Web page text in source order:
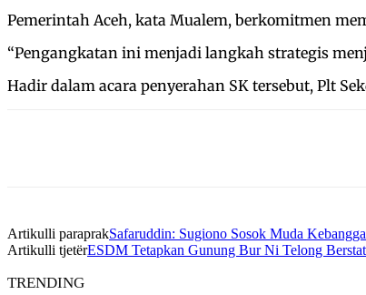
Pemerintah Aceh, kata Mualem, berkomitmen
“Pengangkatan ini menjadi langkah strategis
Hadir dalam acara penyerahan SK tersebut, Plt
Artikulli paraprakSafaruddin: Sugiono Sosok Muda
Artikulli tjetërESDM Tetapkan Gunung Bur Ni Telong
TRENDING